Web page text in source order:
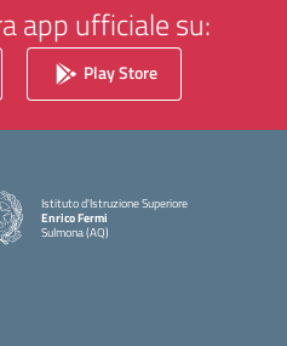
app ufficiale su:
Play Store
Istituto d'Istruzione Superiore
Enrico Fermi
Sulmona (AQ)
— Visita la pagina iniziale della scuola